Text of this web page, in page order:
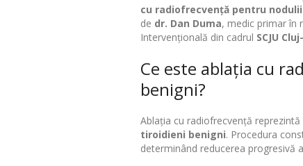
cu radiofrecvență pentru
de dr. Dan Duma, medic primar în
Intervențională din cadrul SCJU
Ce este ablația cu
benigni?
Ablația cu radiofrecvență
tiroidieni benigni. Procedura
determinând reducerea progresivă